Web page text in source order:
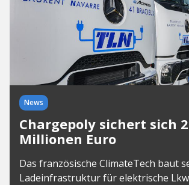
News
Chargepoly sichert sich
Millionen Euro
Das französische ClimateTech baut
Ladeinfrastruktur für elektrische